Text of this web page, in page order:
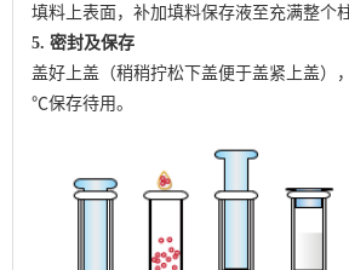
填料上表面，补加填料保存液至充满整个柱
5. 密封及保存
盖好上盖（稍稍拧松下盖便于盖紧上盖）
℃保存待用。